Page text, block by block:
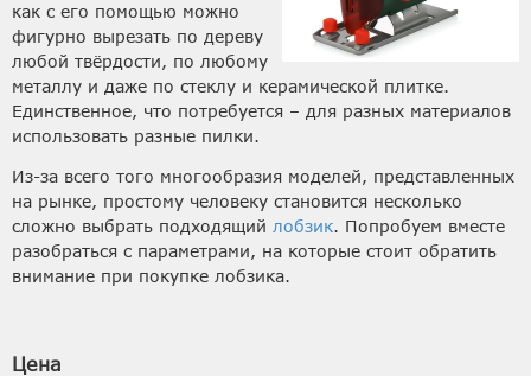
как с его помощью можно
фигурно вырезать по дереву
любой твёрдости, по любому
металлу и даже по стеклу и керамической плитке.
Единственное, что потребуется – для разных материалов
использовать разные пилки.
Из-за всего того многообразия моделей, представленных
на рынке, простому человеку становится несколько
сложно выбрать подходящий лобзик. Попробуем вместе
разобраться с параметрами, на которые стоит обратить
внимание при покупке лобзика.
Цена